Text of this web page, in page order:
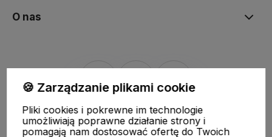
O nas
Sklep internetowy Shoper.pl Szablon Shoper Modern 3.0™
GrowCommerce
🍪 Zarządzanie plikami cookie
Pliki cookies i pokrewne im technologie
umożliwiają poprawne działanie strony i
pomagają nam dostosować ofertę do Twoich